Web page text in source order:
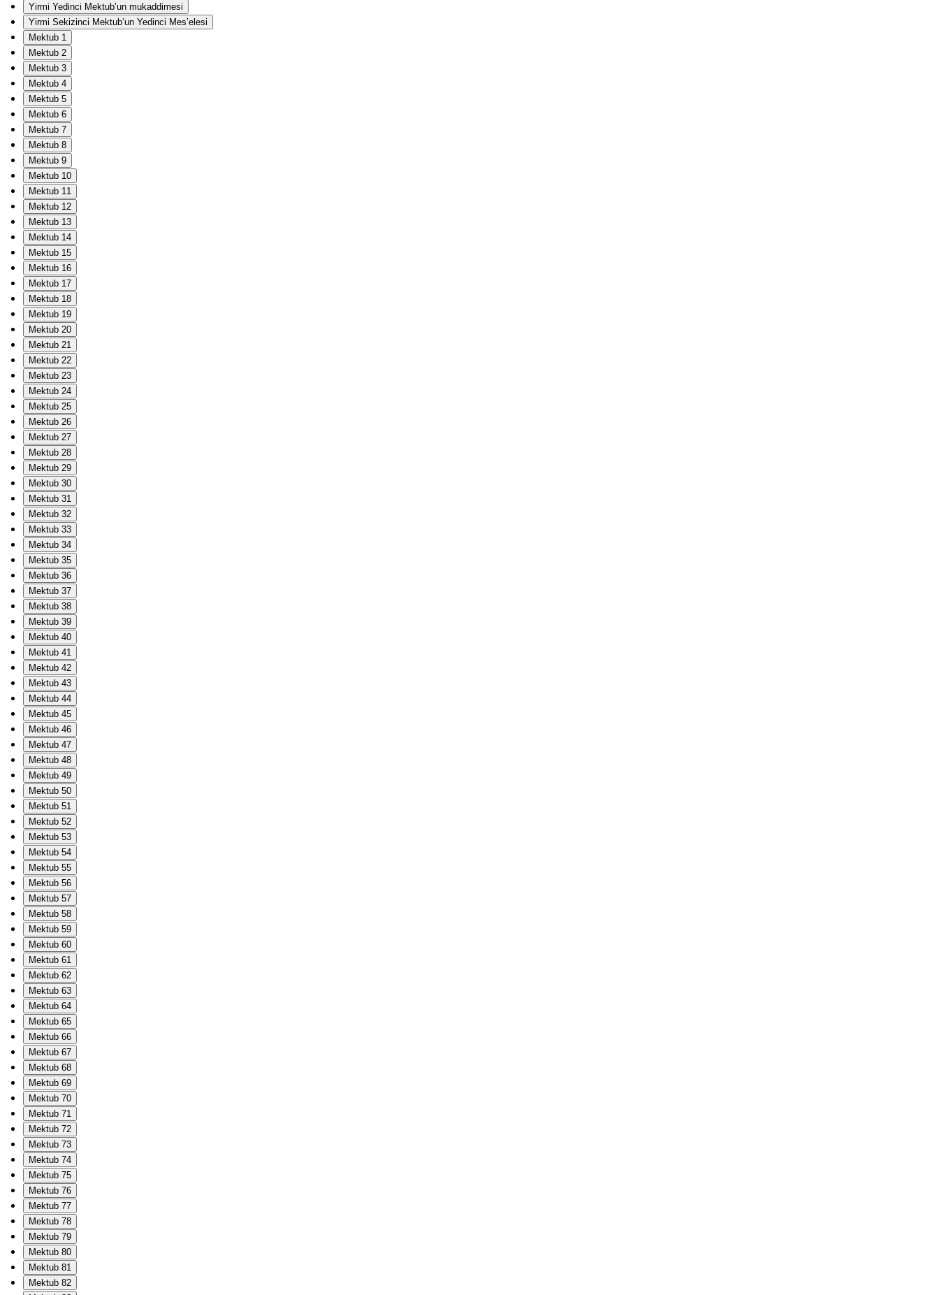
Yirmi Yedinci Mektub’un mukaddimesi
Yirmi Sekizinci Mektub’un Yedinci Mes’elesi
Mektub 1
Mektub 2
Mektub 3
Mektub 4
Mektub 5
Mektub 6
Mektub 7
Mektub 8
Mektub 9
Mektub 10
Mektub 11
Mektub 12
Mektub 13
Mektub 14
Mektub 15
Mektub 16
Mektub 17
Mektub 18
Mektub 19
Mektub 20
Mektub 21
Mektub 22
Mektub 23
Mektub 24
Mektub 25
Mektub 26
Mektub 27
Mektub 28
Mektub 29
Mektub 30
Mektub 31
Mektub 32
Mektub 33
Mektub 34
Mektub 35
Mektub 36
Mektub 37
Mektub 38
Mektub 39
Mektub 40
Mektub 41
Mektub 42
Mektub 43
Mektub 44
Mektub 45
Mektub 46
Mektub 47
Mektub 48
Mektub 49
Mektub 50
Mektub 51
Mektub 52
Mektub 53
Mektub 54
Mektub 55
Mektub 56
Mektub 57
Mektub 58
Mektub 59
Mektub 60
Mektub 61
Mektub 62
Mektub 63
Mektub 64
Mektub 65
Mektub 66
Mektub 67
Mektub 68
Mektub 69
Mektub 70
Mektub 71
Mektub 72
Mektub 73
Mektub 74
Mektub 75
Mektub 76
Mektub 77
Mektub 78
Mektub 79
Mektub 80
Mektub 81
Mektub 82